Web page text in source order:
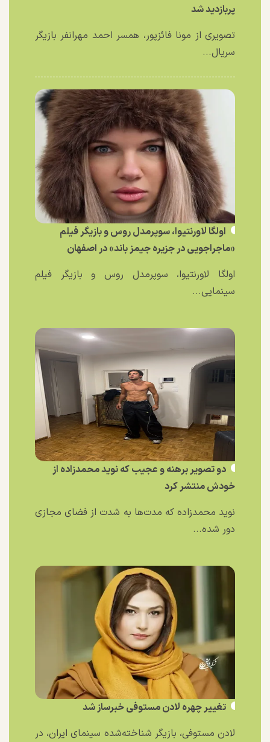
پربازدید شد
تصویری از مونا فائزپور، همسر احمد مهرانفر بازیگر
سریال...
اولگا لاورنتیوا، سوپرمدل روس و بازیگر فیلم
«ماجراجویی در جزیره جیمز باند» در اصفهان
اولگا لاورنتیوا، سوپرمدل روس و بازیگر فیلم
سینمایی...
دو تصویر برهنه و عجیب که نوید محمدزاده از
خودش منتشر کرد
نوید محمدزاده که مدت‌ها به شدت از فضای مجازی
دور شده...
تغییر چهره لادن مستوفی خبرساز شد
لادن مستوفی، بازیگر شناخته‌شده سینمای ایران، در